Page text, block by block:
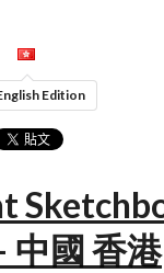
Edition
國 香港